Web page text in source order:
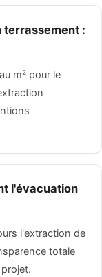
terrassement :
m² pour le
l'évacuation
l'extraction de
totale